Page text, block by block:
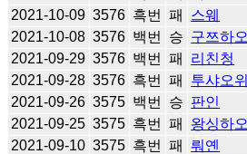
2021-10-09 3576 흑번 패 스웨
2021-10-08 3576 백번 승 구쯔하오
2021-09-29 3576 백번 패 리친청
2021-09-28 3576 흑번 패 투샤오위
2021-09-26 3575 백번 승 판인
2021-09-25 3575 흑번 패 왕싱하오
2021-09-10 3575 흑번 패 뤄옌